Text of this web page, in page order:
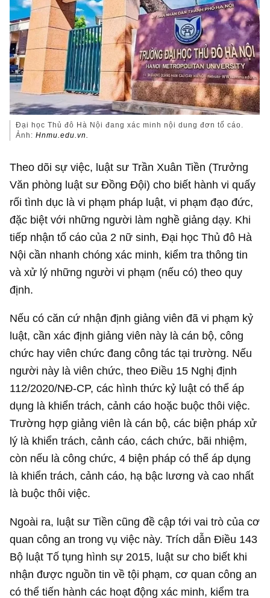
Đại học Thủ đô Hà Nội đang xác minh nội dung đơn tố cáo.
Ảnh:Hnmu.edu.vn.
Theo dõi sự việc, luật sư Trần Xuân Tiền (Trưởng
Văn phòng luật sư Đồng Đội) cho biết hành vi quấy
rối tình dục là vi phạm pháp luật, vi phạm đạo đức,
đặc biệt với những người làm nghề giảng dạy. Khi
tiếp nhận tố cáo của 2 nữ sinh, Đại học Thủ đô Hà
Nội cần nhanh chóng xác minh, kiểm tra thông tin
và xử lý những người vi phạm (nếu có) theo quy
định.
Nếu có căn cứ nhận định giảng viên đã vi phạm kỷ
luật, cần xác định giảng viên này là cán bộ, công
chức hay viên chức đang công tác tại trường. Nếu
người này là viên chức, theo Điều 15 Nghị định
112/2020/NĐ-CP, các hình thức kỷ luật có thể áp
dụng là khiển trách, cảnh cáo hoặc buộc thôi việc.
Trường hợp giảng viên là cán bộ, các biện pháp xử
lý là khiển trách, cảnh cáo, cách chức, bãi nhiệm,
còn nếu là công chức, 4 biện pháp có thể áp dụng
là khiển trách, cảnh cáo, hạ bậc lương và cao nhất
là buộc thôi việc.
Ngoài ra, luật sư Tiền cũng đề cập tới vai trò của cơ
quan công an trong vụ việc này. Trích dẫn Điều 143
Bộ luật Tố tụng hình sự 2015, luật sư cho biết khi
nhận được nguồn tin về tội phạm, cơ quan công an
có thể tiến hành các hoạt động xác minh, kiểm tra